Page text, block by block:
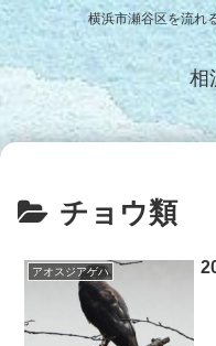
横浜市瀬谷区を流れ
相
チョウ類
アオスジアゲハ